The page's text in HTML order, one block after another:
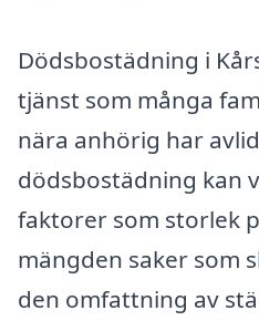
Dödsbostädning i
tjänst som många
nära anhörig har
dödsbostädning kan
faktorer som storlek
mängden saker som
den omfattning av